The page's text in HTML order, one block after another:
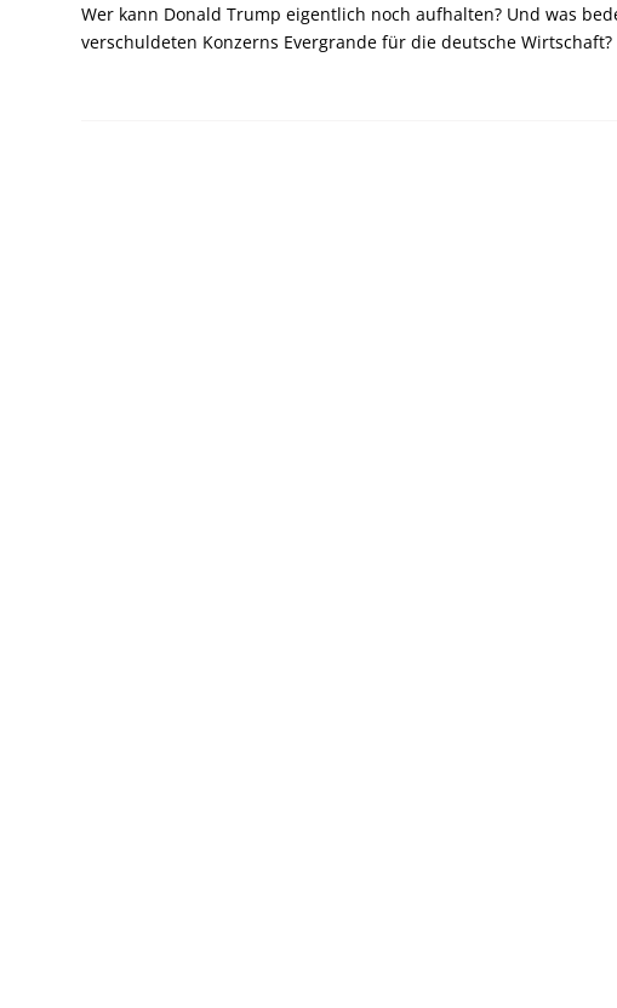
Wer kann Donald Trump eigentlich noch aufhalten? Und was
verschuldeten Konzerns Evergrande für die deutsche